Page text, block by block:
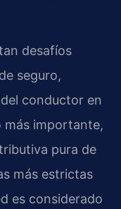
desafíos
seguro,
conductor en
más importante,
pura de
más estrictas
es considerado